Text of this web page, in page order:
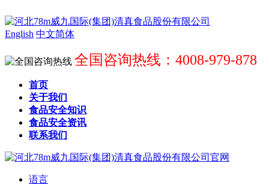
English 中文简体
全国咨询热线：4008-979-878
首页
关于我们
食品安全知识
食品安全资讯
联系我们
语言